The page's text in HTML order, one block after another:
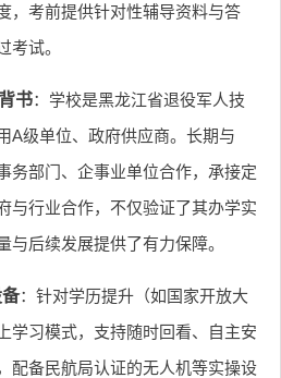
，考前提供针对性辅导资料与答
考试。
书：学校是黑龙江省退役军人技
A级单位、政府供应商。长期与
务部门、企事业单位合作，承接定
与行业合作，不仅验证了其办学实
与后续发展提供了有力保障。
：针对学历提升（如国家开放大
学习模式，支持随时回看、自主安
配备民航局认证的无人机等实操设